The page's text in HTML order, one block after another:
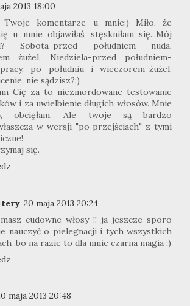
2013 18:00
Twoje komentarze u mnie:) Miło, że
u mnie objawiłaś, stęskniłam się...Mój
Sobota-przed południem nuda,
żużel. Niedziela-przed południem-
po południu i wieczorem-żużel.
nie sądzisz?:)
Cię za to niezmordowane testowanie
i za uwielbienie długich włosów. Mnie
obcięłam. Ale twoje są bardzo
w wersji "po przejściach" z tymi
się.
20 maja 2013 20:24
cudowne włosy !! ja jeszcze sporo
nauczyć o pielegnacji i tych wszystkich
,bo na razie to dla mnie czarna magia ;)
maja 2013 20:48